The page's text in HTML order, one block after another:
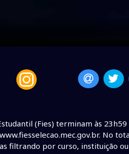
(Fies) terminam às
No
filtrando por curso, instituição